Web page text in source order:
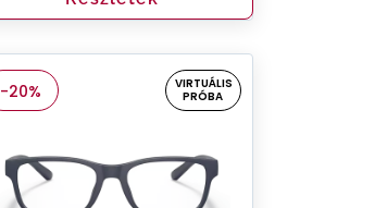
-20%
VIRTUÁLIS
PRÓBA